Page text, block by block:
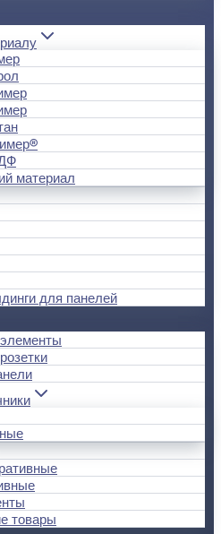
материал
для панелей
товары